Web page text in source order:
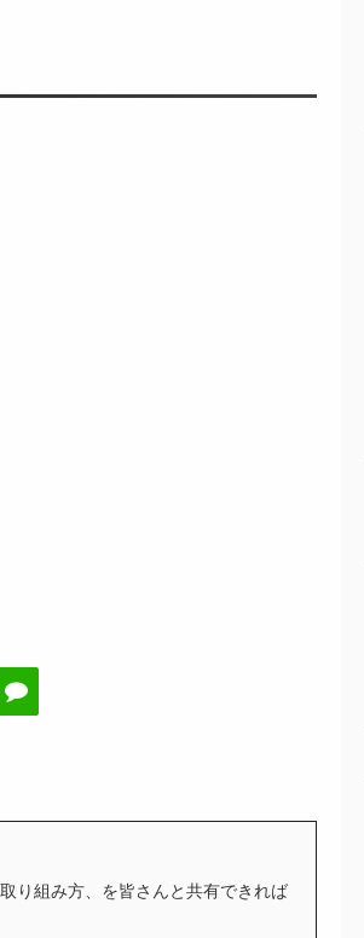
り組み方、を皆さんと共有できれば